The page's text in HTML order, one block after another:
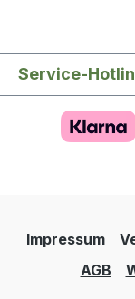
Service-
Impressum
AGB